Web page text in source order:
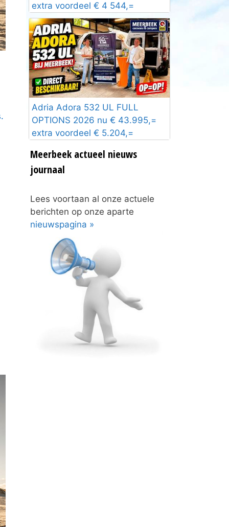
extra voordeel € 4 544,=
Adria Adora 532 UL FULL
OPTIONS 2026 nu € 43.995,=
extra voordeel € 5.204,=
Meerbeek actueel nieuws
journaal
Lees voortaan al onze actuele
berichten op onze aparte
nieuwspagina »